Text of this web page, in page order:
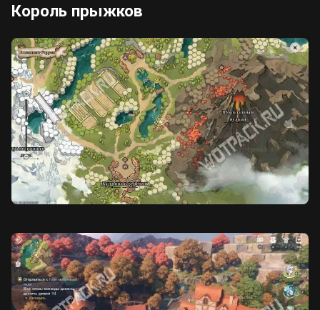
Король прыжков